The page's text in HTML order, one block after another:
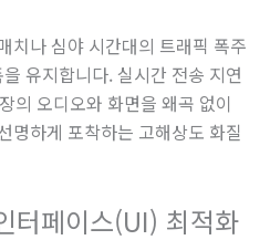
치나 심야 시간대의 트래픽 폭주
유지합니다. 실시간 전송 지연
의 오디오와 화면을 왜곡 없이
명하게 포착하는 고해상도 화질
페이스(UI) 최적화